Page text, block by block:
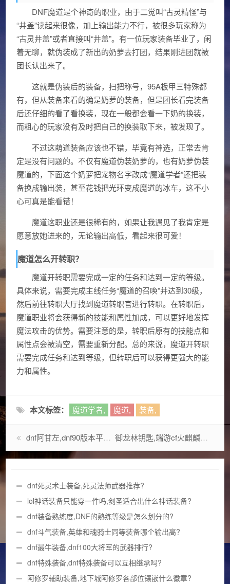
DNF魔道是个神奇的职业，由于二觉叫“古灵精怪”与
“井盖”读起来很像，加上输出能力不行，被很多玩家称为
“古灵井盖”或者直接叫“井盖”。有一位玩家装备毕业了，闲
着无聊，就伪装成了新出的奶萝去打团，结果刚进团就被
团长认出来了。
这就是伪装后的装备，扫把称号，95A板甲三特殊都
有，但从装备来看的确是奶萝的装备，但是团长看完装备
后还仔细的看了看换装，现在一般都会看一下奶的换装，
而粗心的玩家没有及时把自己的换装取下来，被发现了。
不过这萌道装备应该也不错，毕竟有神选，正常去肯
定是没有问题的。不仅有魔道伪装奶萝的，也有奶萝伪装
魔道的，下面这个奶萝把宠物名字改成“魔道学者”还把装
备换成输出装，甚至花钱把光环变成魔道的冰车，这不小
心可真是能看错！
魔道这职业还是很稀有的，如果让我遇见了我肯定是
愿意放她进来的，无论输出高低，看起来很可爱！
魔道怎么开转职？
魔道开转职需要完成一定的任务和达到一定的等级。
具体来说，需要完成主线任务“魔道的召唤”并达到30级，
然后前往转职大厅找到魔道转职官进行转职。在转职后，
魔道职业将会获得新的技能和属性加成，可以更好地发挥
魔法攻击的优势。需要注意的是，转职后原有的技能点和
属性点会被清空，需要重新分配。总的来说，魔道开转职
需要完成任务和达到等级，但转职后可以获得更强大的能
力和属性。
本文标签： 魔道学者, 魔道, 装备,
dnf阿甘左,dnf90版本平民剑神用什么称号? 御龙林钥匙,端游cf火麒麟获得方法?
dnf死灵术士装备,死灵法师武器推荐?
lol神话装备只能穿一件吗,剑圣适合出什么神话装备?
dnf装备熟练度,DNF的熟练等级是怎么划分的?
dnf斗气装备,英雄和魂骑士同等装备哪个输出高?
dnf最牛装备,dnf100大将军的武器排行?
dnf特殊装备,dnf特殊装备可以互相继承吗?
阿修罗辅助装备,地下城阿修罗各部位镶嵌什么徽章?